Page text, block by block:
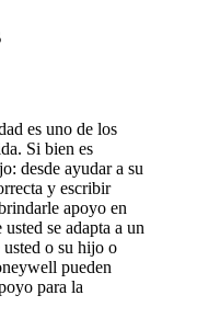
es uno de los
Si bien es
desde ayudar a su
y escribir
apoyo en
se adapta a un
usted o su hijo o
pueden
para la